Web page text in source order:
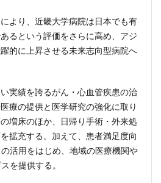
より、近畿大学病院は日本でも有
るという評価をさらに高め、アジ
的に上昇させる未来志向型病院へ
実績を誇るがん・心血管疾患の治
療の提供と医学研究の強化に取り
増床のほか、日帰り手術・外来処
拡充する。加えて、患者満足度向
活用をはじめ、地域の医療機関や
を提供する。